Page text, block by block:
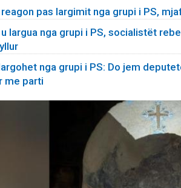
reagon pas largimit nga grupi i PS,
largua nga grupi i PS, socialistët
nga grupi i PS: Do jem
me parti